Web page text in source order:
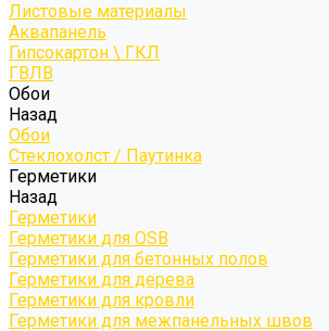
Листовые материалы
Аквапанель
Гипсокартон \ ГКЛ
ГВЛВ
Обои
Назад
Обои
Стеклохолст / Паутинка
Герметики
Назад
Герметики
Герметики для OSB
Герметики для бетонных полов
Герметики для дерева
Герметики для кровли
Герметики для межпанельных швов